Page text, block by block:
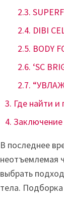
DIBI
BODY
‘SC
Где найти и
Заключение
В последнее
неотъемлемая
выбрать
тела.